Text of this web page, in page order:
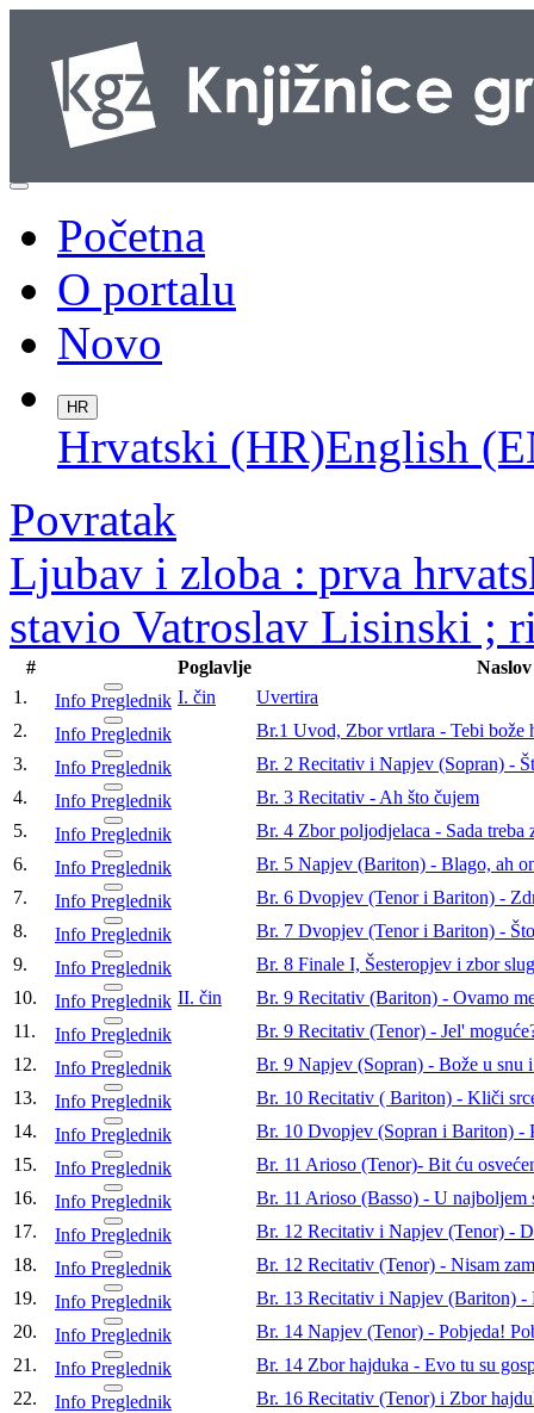
Početna
O portalu
Novo
HR
Hrvatski (HR)English
Povratak
Ljubav i zloba : prva
stavio Vatroslav Lisinski ;
# Poglavlje Naslov
1. Info Preglednik I. čin
Uvertira
2.
Info Preglednik
Br.1 Uvod, Zbor vrtlara - Tebi bože
3.
Info Preglednik
Br. 2 Recitativ i Napjev (Sopran) -
4.
Info Preglednik
Br. 3 Recitativ - Ah što čujem
5.
Info Preglednik
Br. 4 Zbor poljodjelaca - Sada treba
6.
Info Preglednik
Br. 5 Napjev (Bariton) - Blago, ah
7.
Info Preglednik
Br. 6 Dvopjev (Tenor i Bariton) -
8.
Info Preglednik
Br. 7 Dvopjev (Tenor i Bariton) -
9.
Info Preglednik
Br. 8 Finale I, Šesteropjev i zbor
10.
Info Preglednik II. čin
Br. 9 Recitativ (Bariton) - Ovamo
11.
Info Preglednik
Br. 9 Recitativ (Tenor) - Jel'
12.
Info Preglednik
Br. 9 Napjev (Sopran) - Bože u snu
13.
Info Preglednik
Br. 10 Recitativ ( Bariton) - Kliči
14.
Info Preglednik
Br. 10 Dvopjev (Sopran i Bariton) -
15.
Info Preglednik
Br. 11 Arioso (Tenor)- Bit ću
16.
Info Preglednik
Br. 11 Arioso (Basso) - U najboljem
17.
Info Preglednik
Br. 12 Recitativ i Napjev (Tenor) -
18.
Info Preglednik
Br. 12 Recitativ (Tenor) - Nisam
19.
Info Preglednik
Br. 13 Recitativ i Napjev (Bariton) -
20.
Info Preglednik
Br. 14 Napjev (Tenor) - Pobjeda!
21.
Info Preglednik
Br. 14 Zbor hajduka - Evo tu su
22.
Info Preglednik
Br. 16 Recitativ (Tenor) i Zbor